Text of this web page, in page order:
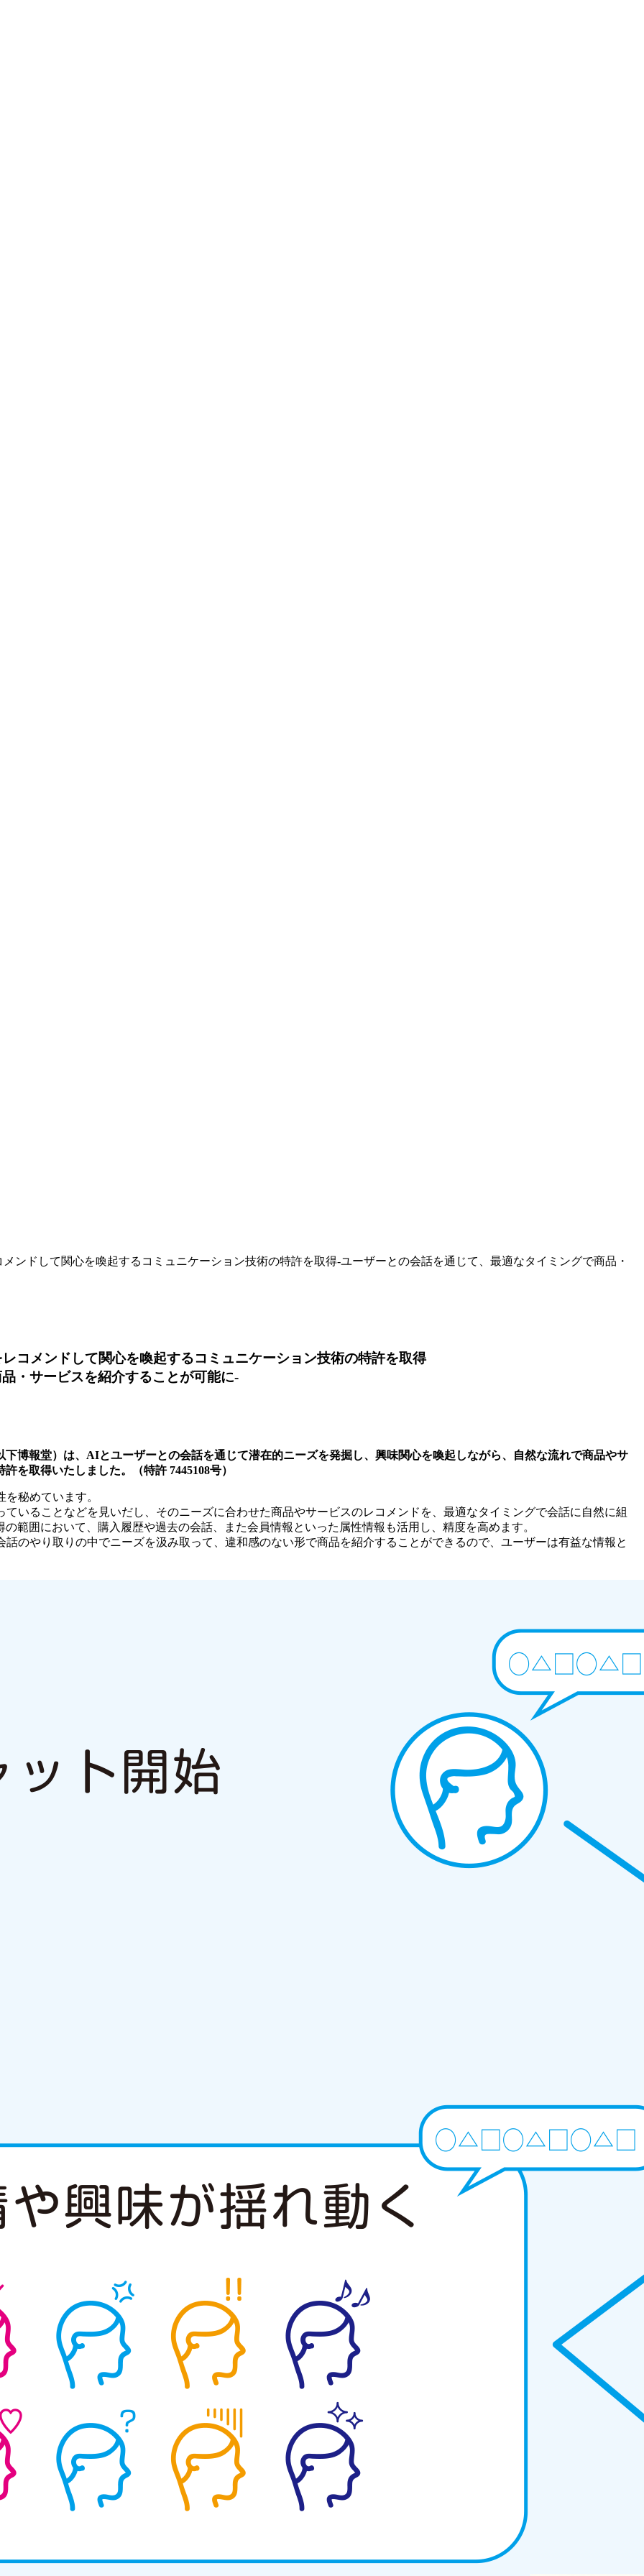
ンドして関心を喚起するコミュニケーション技術の特許を取得-ユーザーとの会話を通じて、最適なタイミングで商品・
コメンドして関心を喚起するコミュニケーション技術の特許を取得
・サービスを紹介することが可能に-
博報堂）は、AIとユーザーとの会話を通じて潜在的ニーズを発掘し、興味関心を喚起しながら、自然な流れで商品やサ
を取得いたしました。（特許 7445108号）
秘めています。
いることなどを見いだし、そのニーズに合わせた商品やサービスのレコメンドを、最適なタイミングで会話に自然に組
範囲において、購入履歴や過去の会話、また会員情報といった属性情報も活用し、精度を高めます。
のやり取りの中でニーズを汲み取って、違和感のない形で商品を紹介することができるので、ユーザーは有益な情報と